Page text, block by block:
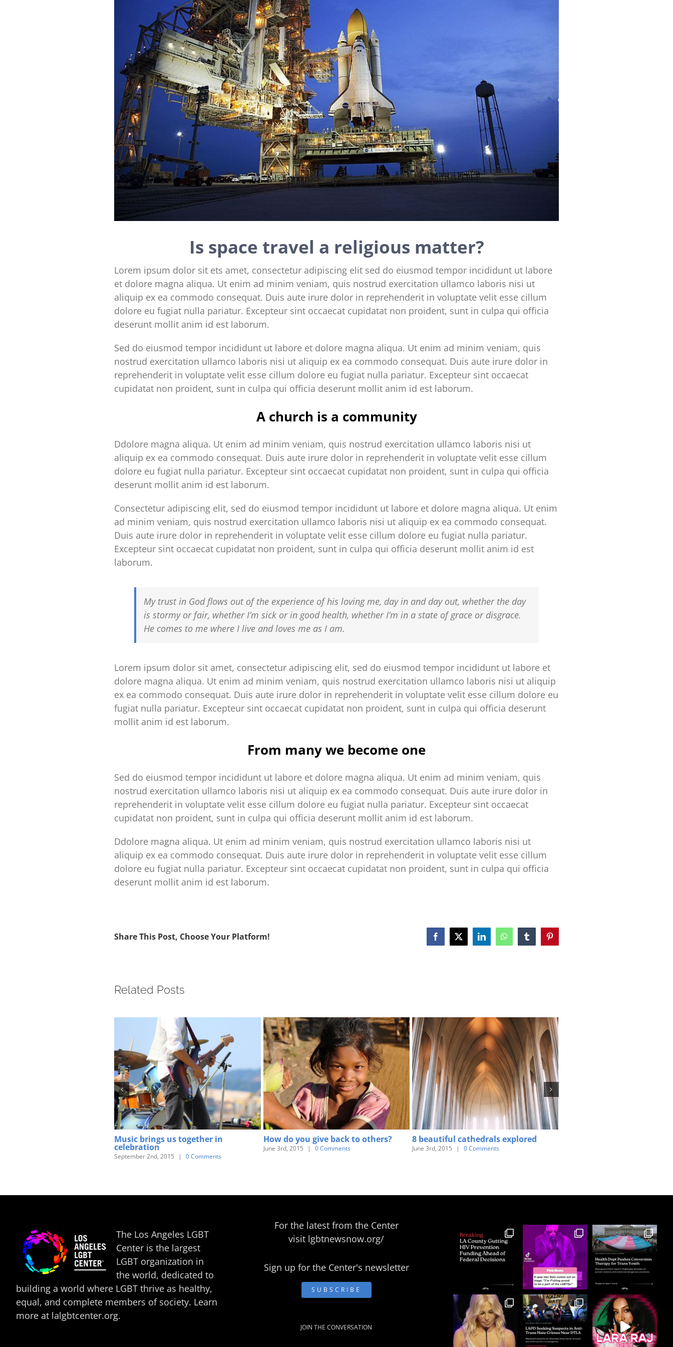
Is space travel a religious matter?
Lorem ipsum dolor sit ets amet, consectetur adipiscing elit sed do eiusmod tempor incididunt ut labore
et dolore magna aliqua. Ut enim ad minim veniam, quis nostrud exercitation ullamco laboris nisi ut
aliquip ex ea commodo consequat. Duis aute irure dolor in reprehenderit in voluptate velit esse cillum
dolore eu fugiat nulla pariatur. Excepteur sint occaecat cupidatat non proident, sunt in culpa qui officia
deserunt mollit anim id est laborum.
Sed do eiusmod tempor incididunt ut labore et dolore magna aliqua. Ut enim ad minim veniam, quis
nostrud exercitation ullamco laboris nisi ut aliquip ex ea commodo consequat. Duis aute irure dolor in
reprehenderit in voluptate velit esse cillum dolore eu fugiat nulla pariatur. Excepteur sint occaecat
cupidatat non proident, sunt in culpa qui officia deserunt mollit anim id est laborum.
A church is a community
Ddolore magna aliqua. Ut enim ad minim veniam, quis nostrud exercitation ullamco laboris nisi ut
aliquip ex ea commodo consequat. Duis aute irure dolor in reprehenderit in voluptate velit esse cillum
dolore eu fugiat nulla pariatur. Excepteur sint occaecat cupidatat non proident, sunt in culpa qui officia
deserunt mollit anim id est laborum.
Consectetur adipiscing elit, sed do eiusmod tempor incididunt ut labore et dolore magna aliqua. Ut enim
ad minim veniam, quis nostrud exercitation ullamco laboris nisi ut aliquip ex ea commodo consequat.
Duis aute irure dolor in reprehenderit in voluptate velit esse cillum dolore eu fugiat nulla pariatur.
Excepteur sint occaecat cupidatat non proident, sunt in culpa qui officia deserunt mollit anim id est
laborum.
My trust in God flows out of the experience of his loving me, day in and day out, whether the day
is stormy or fair, whether I’m sick or in good health, whether I’m in a state of grace or disgrace.
He comes to me where I live and loves me as I am.
Lorem ipsum dolor sit amet, consectetur adipiscing elit, sed do eiusmod tempor incididunt ut labore et
dolore magna aliqua. Ut enim ad minim veniam, quis nostrud exercitation ullamco laboris nisi ut aliquip
ex ea commodo consequat. Duis aute irure dolor in reprehenderit in voluptate velit esse cillum dolore eu
fugiat nulla pariatur. Excepteur sint occaecat cupidatat non proident, sunt in culpa qui officia deserunt
mollit anim id est laborum.
From many we become one
Sed do eiusmod tempor incididunt ut labore et dolore magna aliqua. Ut enim ad minim veniam, quis
nostrud exercitation ullamco laboris nisi ut aliquip ex ea commodo consequat. Duis aute irure dolor in
reprehenderit in voluptate velit esse cillum dolore eu fugiat nulla pariatur. Excepteur sint occaecat
cupidatat non proident, sunt in culpa qui officia deserunt mollit anim id est laborum.
Ddolore magna aliqua. Ut enim ad minim veniam, quis nostrud exercitation ullamco laboris nisi ut
aliquip ex ea commodo consequat. Duis aute irure dolor in reprehenderit in voluptate velit esse cillum
dolore eu fugiat nulla pariatur. Excepteur sint occaecat cupidatat non proident, sunt in culpa qui officia
deserunt mollit anim id est laborum.
Share This Post, Choose Your Platform! Facebook
X LinkedInWhatsAppTumblrPinterest
Related Posts
Music brings us together in
celebration
September 2nd, 2015 | 0 Comments
How do you give back to others?
June 3rd, 2015 | 0 Comments
8 beautiful cathedrals explored
June 3rd, 2015 | 0 Comments
The Los Angeles LGBT
Center is the largest
LGBT organization in
the world, dedicated to
building a world where LGBT thrive as healthy,
equal, and complete members of society. Learn
more at lalgbtcenter.org.
For the latest from the Center
visit lgbtnewsnow.org/
Sign up for the Center's newsletter
SUBSCRIBE
JOIN THE CONVERSATION